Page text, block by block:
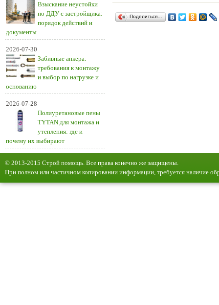
Взыскание неустойки
по ДДУ с застройщика:
порядок действий и
документы
2026-07-30
Забивные анкера:
требования к монтажу
и выбор по нагрузке и
основанию
2026-07-28
Полиуретановые пены
TYTAN для монтажа и
утепления: где и
почему их выбирают
Поделиться…
© 2013-2015 Строй помощь. Все права конечно же защищены.
При полном или частичном копировании информации, требуется наличие